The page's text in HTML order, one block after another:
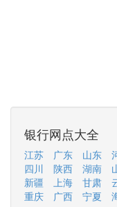
银行网点大全
江苏 广东 山东
四川
陕西 湖南
新疆
上海 甘肃
重庆
广西 宁夏